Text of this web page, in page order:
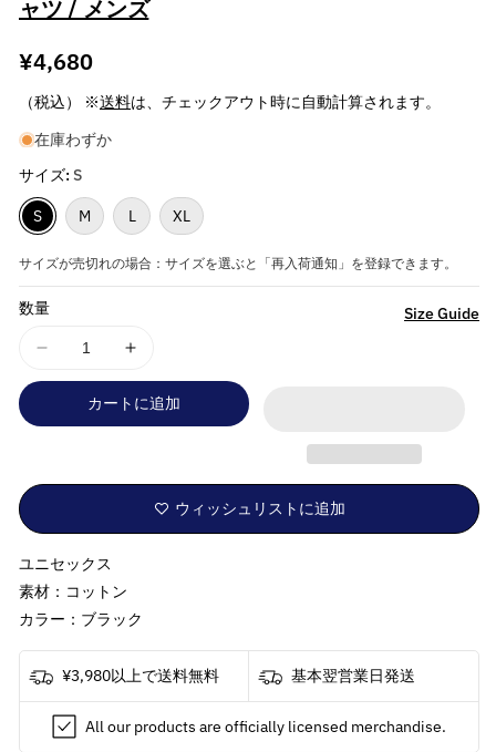
ャツ / メンズ
通
常
価
¥4,680
（税込） ※送料は、チェックアウト時に自動計算されます。
在庫わずか
サイズ: S
S M L XL
サイズが売切れの場合：サイズを選ぶと「再入荷通知」を登録できます。
数量
DEEP
PURPLE
ィ
プ
ー
プ
ル
-
T
シ
ャ
DEEP
PURPLE
デ
ィ
プ
ー
-
/
T
ャ
Size Guide詳
カートに追加
ウィッシュリストに追加
ユニセックス
素材：コットン
カラー：ブラック
¥3,980以上で送料無料 基本翌営業日発送
All our products are officially licensed merchandise.